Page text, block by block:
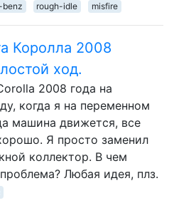
benz rough-idle misfire
Королла 2008
ход.
2008 года на
когда я на переменном
машина движется, все
Я просто заменил
коллектор. В чем
Любая идея, плз.